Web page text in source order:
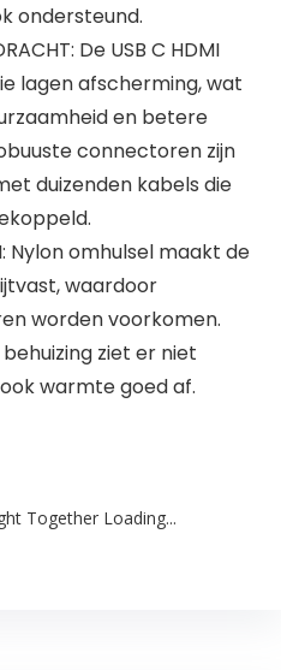
ondersteund.
De USB C HDMI
lagen afscherming, wat
en betere
connectoren zijn
duizenden kabels die
Nylon omhulsel maakt de
waardoor
worden voorkomen.
ziet er niet
warmte goed af.
Together Loading...